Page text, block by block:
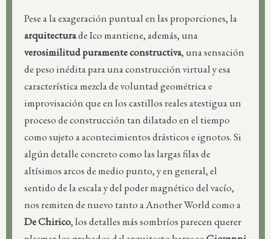
Pese a la exageración puntual en las proporciones, la
arquitecturade Ico mantiene, además, una
verosimilitud puramente constructiva, una sensación
de peso inédita para una construcción virtual y esa
característica mezcla de voluntad geométrica e
improvisación que en los castillos reales atestigua un
proceso de construcción tan dilatado en el tiempo
como sujeto a acontecimientos drásticos e ignotos. Si
algún detalle concreto como las largas filas de
altísimos arcos de medio punto, y en general, el
sentido de la escala y del poder magnético del vacío,
nos remiten de nuevo tanto a Another World como a
De Chirico, los detalles más sombríos parecen querer